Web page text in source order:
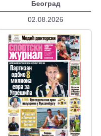
Београд
02.08.2026